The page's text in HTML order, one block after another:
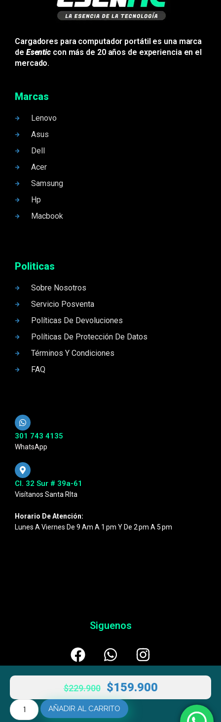
$229.900 $159.900
AÑADIR AL CARRITO
Cargadores para computador portátil es una marca
de Esentic con más de 20 años de experiencia en el
mercado.
Marcas
Lenovo
Asus
Dell
Acer
Samsung
Hp
Macbook
Politicas
Sobre Nosotros
Servicio Posventa
Políticas De Devoluciones
Políticas De Protección De Datos
Términos Y Condiciones
FAQ
301 743 4135
WhatsApp
Cl. 32 Sur # 39a-61
Visítanos Santa RIta
Horario De Atención:
Lunes A Viernes De 9 Am A 1 Pm Y De 2 Pm A 5 Pm
Siguenos